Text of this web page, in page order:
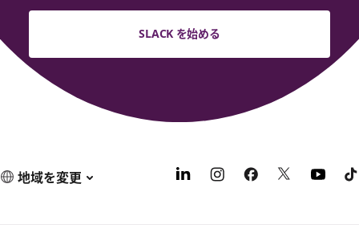
SLACK を始める
地域を変更